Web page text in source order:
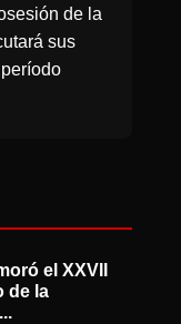
de la
sus
el XXVII
de la